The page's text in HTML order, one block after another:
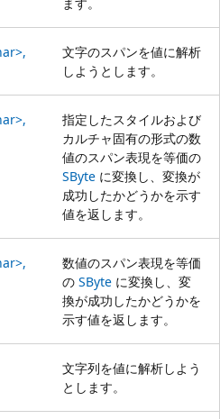
文字のスパンを値に解析
しようとします。
指定したスタイルおよび
カルチャ固有の形式の数
値のスパン表現を等価の
SByte に変換し、変換が
成功したかどうかを示す
値を返します。
数値のスパン表現を等価
の SByte に変換し、変
換が成功したかどうかを
示す値を返します。
文字列を値に解析しよう
とします。